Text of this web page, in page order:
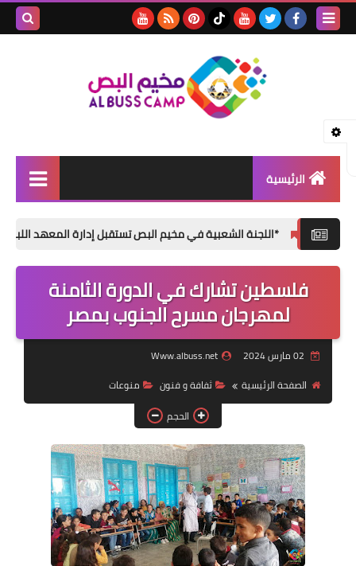
الرئيسية
تقارير
ثفافة و فنون
المناسبات الإجتماعية
لك سيدتي
*اللجنة الشعبية في مخيم البص تستقبل إدارة المعهد اللبناني التقني
فلسطين تشارك في الدورة الثامنة
لمهرجان مسرح الجنوب بمصر
Www.albuss.net
الصفحة الرئيسية
ثفافة و فنون
منوعات
الحجم